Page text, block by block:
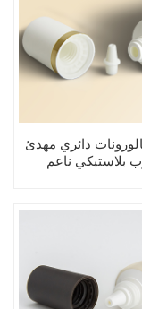
دائري مهدئ
بلاستيكي ناعم